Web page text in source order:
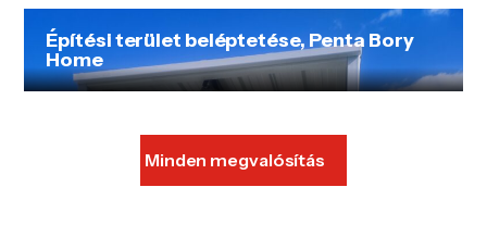
Építési terület beléptetése, Penta Bory
Home
Minden megvalósítás